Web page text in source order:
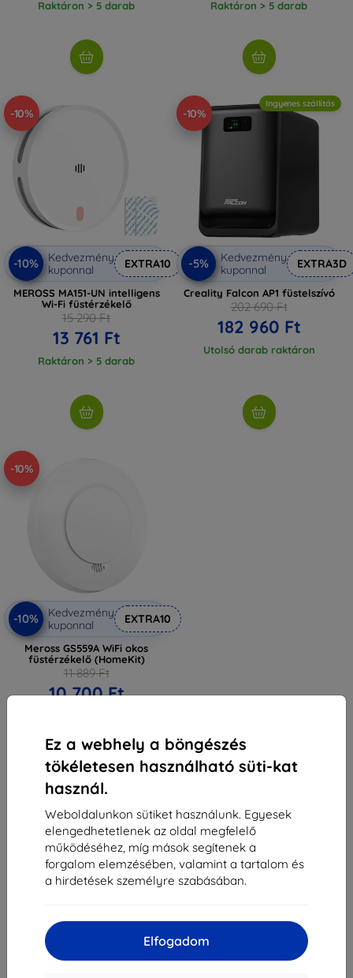
Ez a webhely a böngészés
tökéletesen használható süti-kat
használ.
Weboldalunkon sütiket használunk. Egyesek
elengedhetetlenek az oldal megfelelő
működéséhez, míg mások segítenek a
forgalom elemzésében, valamint a tartalom és
a hirdetések személyre szabásában.
Elfogadom
Raktáron > 5 darab Raktáron > 5 darab
-10%
-10%
Kedvezmény
kuponnal
EXTRA10
MEROSS MA151-UN intelligens
Wi-Fi füstérzékelő
15 290 Ft
13 761 Ft
Raktáron > 5 darab
-10%
Ingyenes szállítás
-5%
Kedvezmény
kuponnal
EXTRA3D
Creality Falcon AP1 füstelszívó
202 690 Ft
182 960 Ft
Utolsó darab raktáron
-10%
-10%
Kedvezmény
kuponnal
EXTRA10
Meross GS559A WiFi okos
füstérzékelő (HomeKit)
11 889 Ft
10 700 Ft
Összes találat5.
« 1